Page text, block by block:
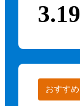
3.19
おすすめ